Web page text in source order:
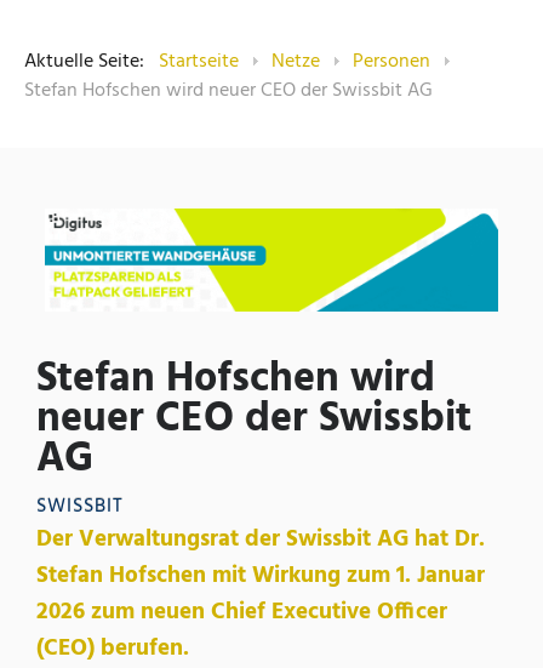
Aktuelle Seite: Startseite Netze
Personen
Stefan Hofschen wird neuer CEO der Swissbit AG
Stefan Hofschen wird
neuer CEO der Swissbit
AG
SWISSBIT
Der Verwaltungsrat der Swissbit AG hat Dr.
Stefan Hofschen mit Wirkung zum 1. Januar
2026 zum neuen Chief Executive Officer
(CEO) berufen.